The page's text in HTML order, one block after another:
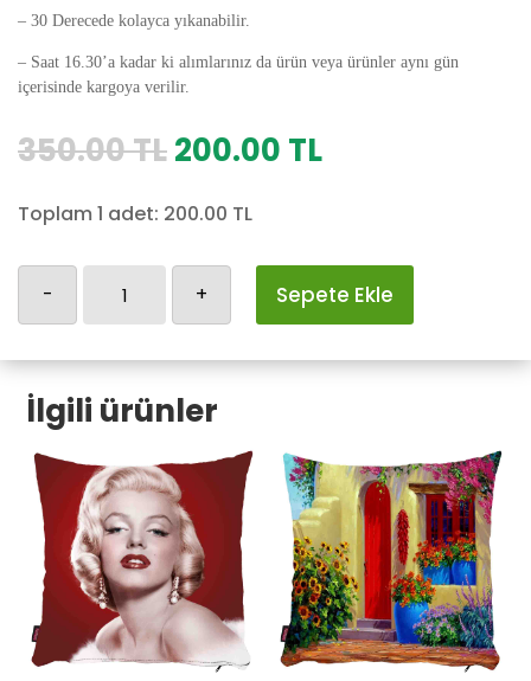
– 30 Derecede kolayca yıkanabilir.
– Saat 16.30’a kadar ki alımlarınız da ürün veya ürünler aynı gün
içerisinde kargoya verilir.
350.00TLOrijinal
350.00 TL.
200.00 TLŞu
Toplam 1 adet: 200.00 TL
-
adet
+ Sepete Ekle
İlgili ürünler